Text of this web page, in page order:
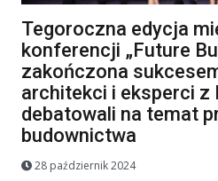
Tegoroczna edycja
konferencji „Future
zakończona
architekci i eksperci z
debatowali na temat
budownictwa
28 październik 2024